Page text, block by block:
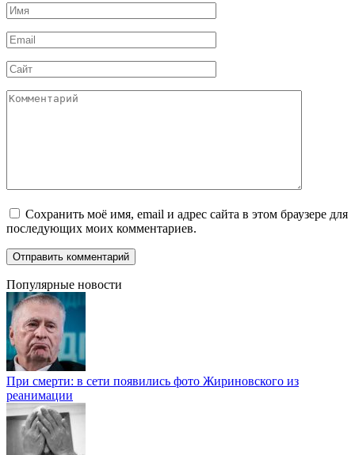
Имя
*
Email
*
Сайт
Комментарий
Сохранить моё имя, email и адрес сайта в этом браузере для
последующих моих комментариев.
Популярные новости
При смерти: в сети появились фото Жириновского из
реанимации